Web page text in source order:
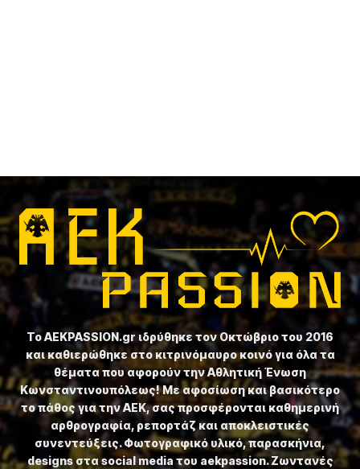
Το ⁦AEKPASSION.gr⁩ ιδρύθηκε τον Οκτώβριο του 2016
και καθιερώθηκε στο κιτρινόμαυρο κοινό για όλα τα
θέματα που αφορούν την Αθλητική Ένωση
Κωνσταντινουπόλεως! Με αφοσίωση και βασικότερο
το πάθος για την ΑΕΚ, σας προσφέρονται καθημερινή
αρθρογραφία, ρεπορτάζ και αποκλειστικές
συνεντεύξεις. Φωτογραφικό υλικό, παρασκήνια,
designs στα social media του aekpassion. Ζωντανές